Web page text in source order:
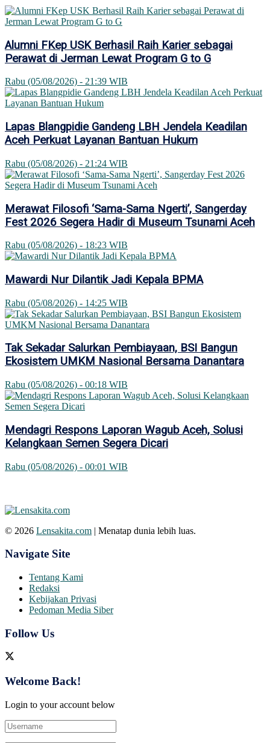
Alumni FKep USK Berhasil Raih Karier sebagai
Perawat di Jerman Lewat Program G to G
Rabu (05/08/2026) - 21:39 WIB
Lapas Blangpidie Gandeng LBH Jendela Keadilan
Aceh Perkuat Layanan Bantuan Hukum
Rabu (05/08/2026) - 21:24 WIB
Merawat Filosofi ‘Sama-Sama Ngerti’, Sangerday
Fest 2026 Segera Hadir di Museum Tsunami Aceh
Rabu (05/08/2026) - 18:23 WIB
Mawardi Nur Dilantik Jadi Kepala BPMA
Rabu (05/08/2026) - 14:25 WIB
Tak Sekadar Salurkan Pembiayaan, BSI Bangun
Ekosistem UMKM Nasional Bersama Danantara
Rabu (05/08/2026) - 00:18 WIB
Mendagri Respons Laporan Wagub Aceh, Solusi
Kelangkaan Semen Segera Dicari
Rabu (05/08/2026) - 00:01 WIB
© 2026 Lensakita.com | Menatap dunia lebih luas.
Navigate Site
Tentang Kami
Redaksi
Kebijakan Privasi
Pedoman Media Siber
Follow Us
Welcome Back!
Login to your account below